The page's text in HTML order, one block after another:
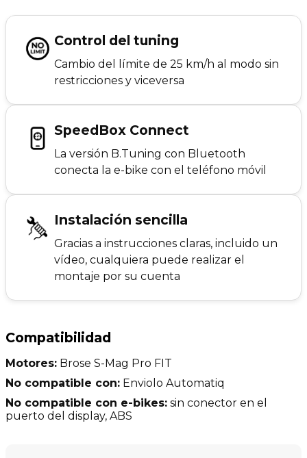
Control del tuning
Cambio del límite de 25 km/h al modo sin
restricciones y viceversa
SpeedBox Connect
La versión B.Tuning con Bluetooth
conecta la e-bike con el teléfono móvil
Instalación sencilla
Gracias a instrucciones claras, incluido un
vídeo, cualquiera puede realizar el
montaje por su cuenta
Compatibilidad
Motores: Brose S-Mag Pro FIT
No compatible con: Enviolo Automatiq
No compatible con e-bikes: sin conector en el
puerto del display, ABS